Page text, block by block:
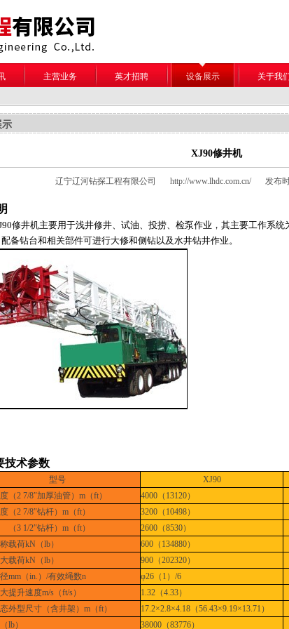
主营业务 英才招聘 设备展示 关于我
示
XJ90修井机
辽宁辽河钻探工程有限公司 http://www.lhdc.com.cn/ 发布
修井机主要用于浅井修井、试油、投捞、检泵作业，其主要工作系
备钻台和相关部件可进行大修和侧钻以及水井钻井作业。
技术参数
型号
XJ90
（2 7/8″加厚油管） m （ft） 4000 （ 13120）
（2 7/8″钻杆） m （ft） 3200 （ 10498）
3 1/2″钻杆） m （ft） 2600 （8530）
载荷kN （lb） 600 （ 134880）
载荷kN （lb） 900 （202320）
mm （in. ） /有效绳数n φ26 （ 1 ） /6
提升速度m/s （ft/s） 1.32 （4.33）
外型尺寸（含井架） m （ft） 17.2×2.8×4.18 （56.43×9.19×13.71 ）
（lb） 38000 （83776）